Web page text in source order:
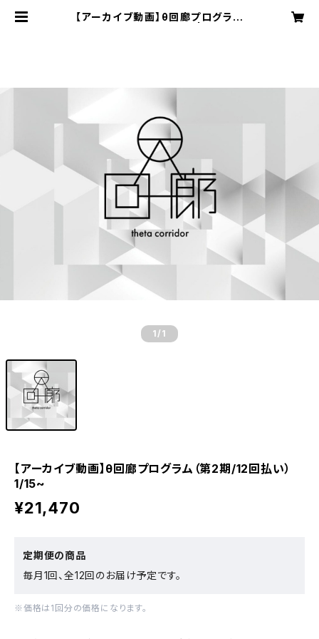
【アーカイブ動画】θ回廊プログラム
1 /1
【アーカイブ動画】θ回廊プログラム（第2期/12回払い）
1/15~
¥21,470
定期便の商品
毎月1回、全12回のお届け予定です。
※価格は1回分の価格になります。